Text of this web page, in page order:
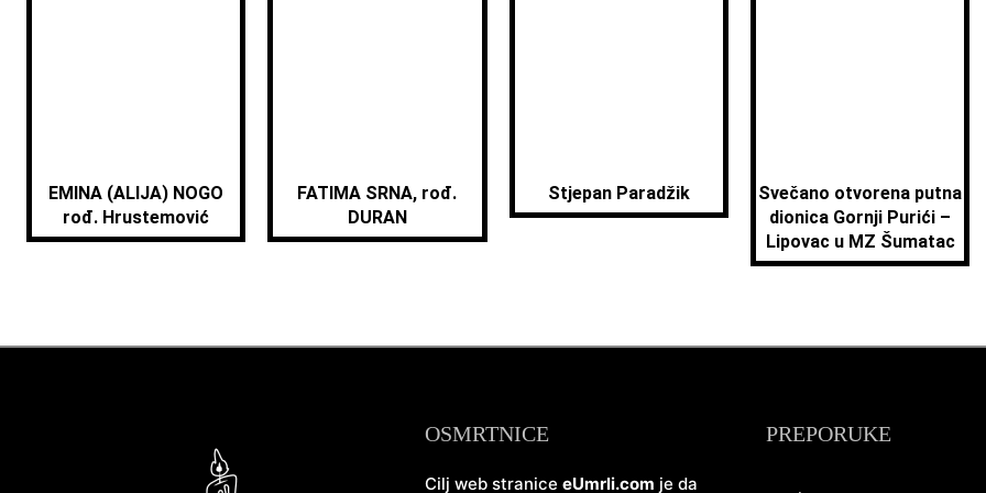
EMINA (ALIJA) NOGO
rođ. Hrustemović
FATIMA SRNA, rođ.
DURAN
Stjepan Paradžik
Svečano otvorena putna
dionica Gornji Purići –
Lipovac u MZ Šumatac
OSMRTNICE
Cilj web stranice eUmrli.com je da
PREPORUKE